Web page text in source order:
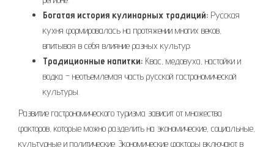
Богатая история кулинарных традиций: Русская
кухня формировалась на протяжении многих веков,
впитывая в себя влияние разных культур;
Традиционные напитки: Квас, медовуха, настойки и
водка – неотъемлемая часть русской гастрономической
культуры.
Развитие гастрономического туризма зависит от множества
факторов, которые можно разделить на экономические, социальные,
культурные и политические. Экономические факторы включают в